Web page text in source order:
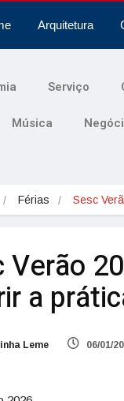
Arquitetura
Serviço
Música
Férias Sesc
Verão
a
Leme 06/01/